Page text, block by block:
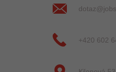
+420 602